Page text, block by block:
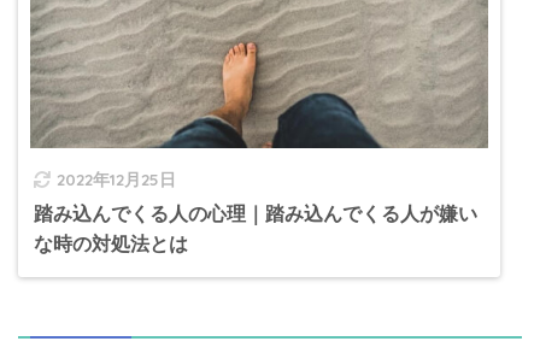
2022年12月25日
踏み込んでくる人の心理｜踏み込んでくる人が嫌い
な時の対処法とは